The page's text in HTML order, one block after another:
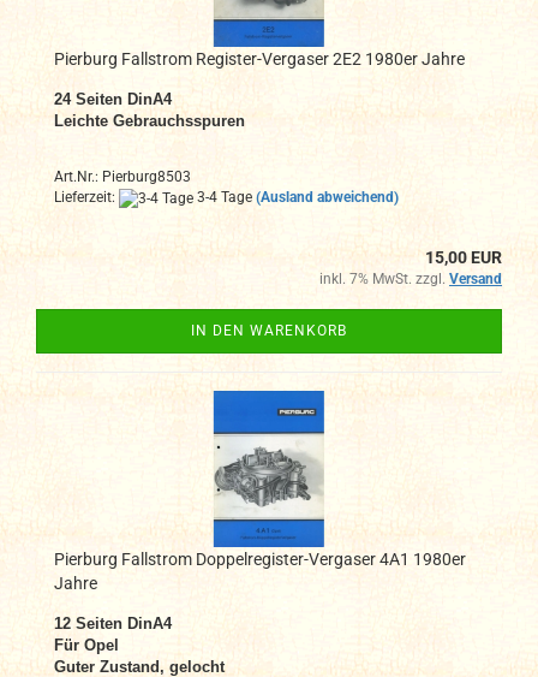
Pierburg Fallstrom Register-Vergaser 2E2 1980er Jahre
24 Seiten DinA4
Leichte Gebrauchsspuren
Art.Nr.: Pierburg8503
Lieferzeit:
3-4 Tage (Ausland abweichend)
15,00 EUR
inkl. 7% MwSt. zzgl. Versand
IN DEN WARENKORB
Pierburg Fallstrom Doppelregister-Vergaser 4A1 1980er
Jahre
12 Seiten DinA4
Für Opel
Guter Zustand, gelocht